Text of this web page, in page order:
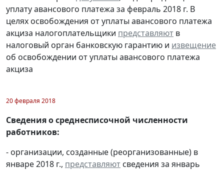
уплату авансового платежа за февраль 2018 г. В
целях освобождения от уплаты авансового платежа
акциза налогоплательщики представляют в
налоговый орган банковскую гарантию и извещение
об освобождении от уплаты авансового платежа
акциза
20 февраля 2018
Сведения о среднесписочной численности
работников:
- организации, созданные (реорганизованные) в
январе 2018 г., представляют сведения за январь